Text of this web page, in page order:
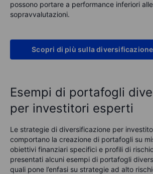
possono portare a performance inferiori
sopravvalutazioni.
Scopri di più sulla
Esempi di portafogli
per investitori esperti
Le strategie di diversificazione per
comportano la creazione di portafogli su
obiettivi finanziari specifici e profili di
presentati alcuni esempi di portafogli
quali pone l’enfasi su strategie ad alto